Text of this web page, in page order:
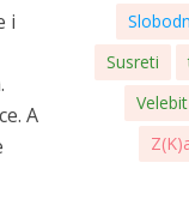
i
A
Susreti
Velebit